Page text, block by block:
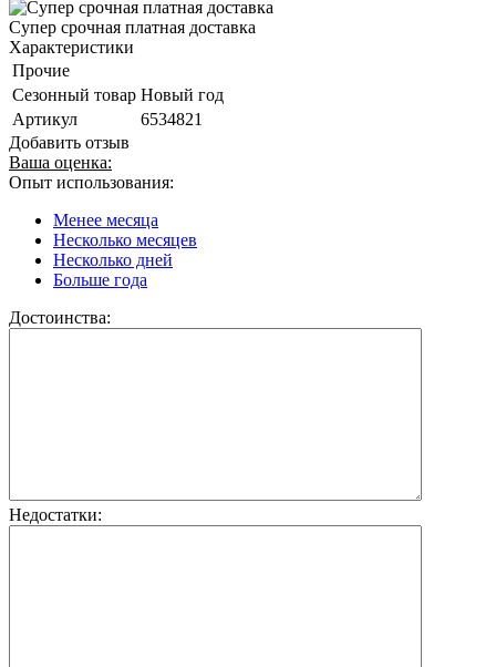
Супер срочная платная доставка
Характеристики
Прочие
Сезонный товар Новый год
Артикул
6534821
Добавить отзыв
Ваша оценка:
Опыт использования:
Менее месяца
Несколько месяцев
Несколько дней
Больше года
Достоинства:
Недостатки: